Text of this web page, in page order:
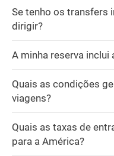
Se tenho os transfers
dirigir?
A minha reserva inclui
Quais as condições
viagens?
Quais as taxas de
para a América?